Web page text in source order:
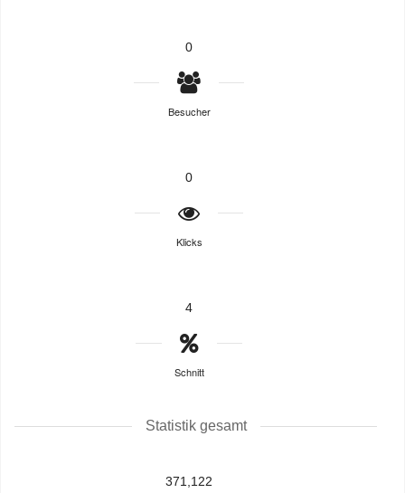
0
Besucher
0
Klicks
4
Schnitt
Statistik gesamt
371,122